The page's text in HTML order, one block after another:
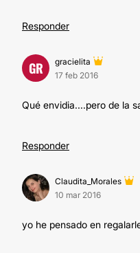
Responder
GR
gracielita
17 feb 2016
Qué envidia....pero de la
Responder
Claudita_Morales
10 mar 2016
yo he pensado en